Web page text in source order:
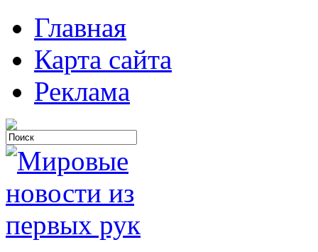
Главная
Карта сайта
Реклама